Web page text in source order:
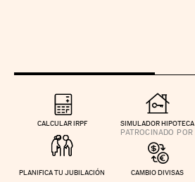
CALCULAR IRPF SIMULADOR HIPOTECA
PLANIFICA TU JUBILACIÓN CAMBIO DIVISAS